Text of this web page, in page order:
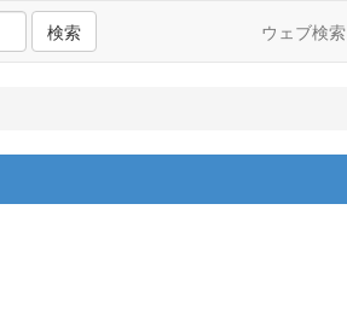
検索 ウェブ検索